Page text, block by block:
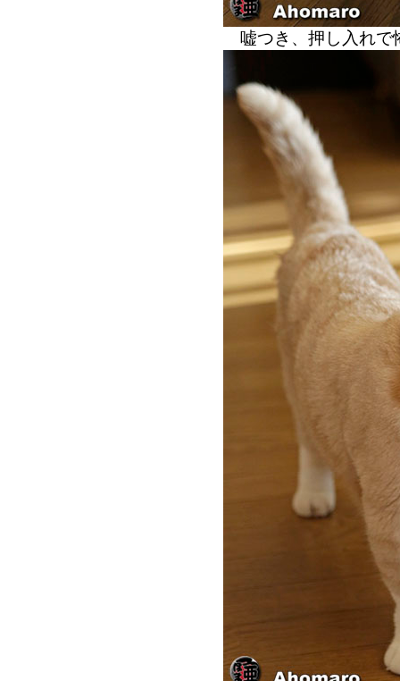
嘘つき、押し入れで